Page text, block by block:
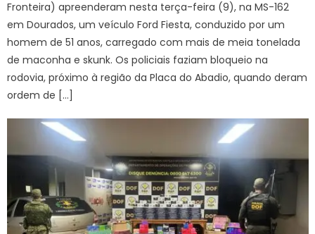
Fronteira) apreenderam nesta terça-feira (9), na MS-162
em Dourados, um veículo Ford Fiesta, conduzido por um
homem de 51 anos, carregado com mais de meia tonelada
de maconha e skunk. Os policiais faziam bloqueio na
rodovia, próximo à região da Placa do Abadio, quando deram
ordem de […]